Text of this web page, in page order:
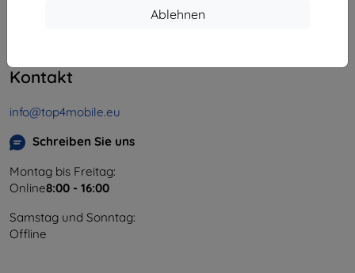
Ablehnen
46701494
Kontakt
info@top4mobile.eu
Schreiben Sie uns
Montag bis Freitag:
Online8:00 - 16:00
Samstag und Sonntag:
Offline